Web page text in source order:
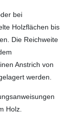
bei
Holzflächen bis
Die Reichweite
Anstrich von
werden.
Holz.